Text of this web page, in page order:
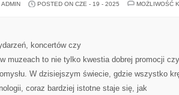
POSTED ON CZE - 19 - 2025
MOŻLIWOŚĆ
koncertów czy
muzeach to nie tylko kwestia dobrej promocji czy
W dzisiejszym świecie, gdzie wszystko
coraz bardziej istotne staje się, jak